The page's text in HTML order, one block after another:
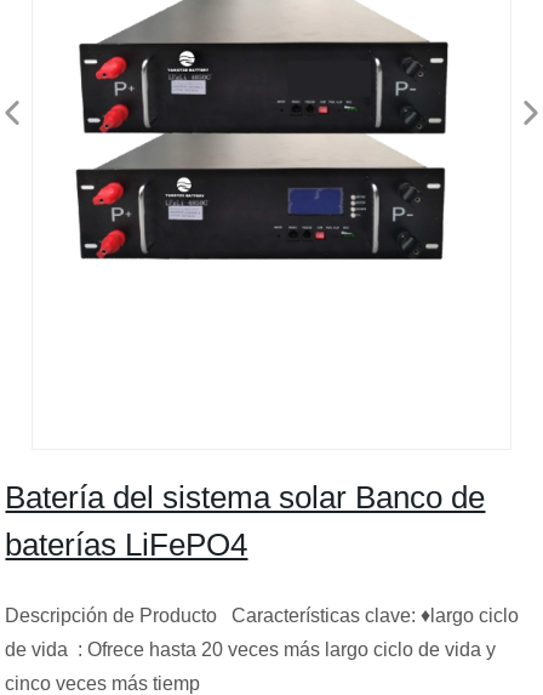
Batería del sistema solar Banco de
baterías LiFePO4
Descripción de Producto Características clave: ♦largo ciclo
de vida : Ofrece hasta 20 veces más largo ciclo de vida y
cinco veces más tiemp